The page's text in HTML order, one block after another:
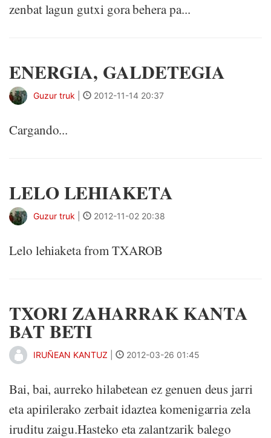
zenbat lagun gutxi gora behera pa...
ENERGIA, GALDETEGIA
Guzur truk 2012-11-14 20:37
Cargando...
LELO LEHIAKETA
Guzur truk 2012-11-02 20:38
Lelo lehiaketa from TXAROB
TXORI ZAHARRAK KANTA
BAT BETI
IRUÑEAN KANTUZ 2012-03-26 01:45
Bai, bai, aurreko hilabetean ez genuen deus jarri
eta apirilerako zerbait idaztea komenigarria zela
iruditu zaigu.Hasteko eta zalantzarik balego